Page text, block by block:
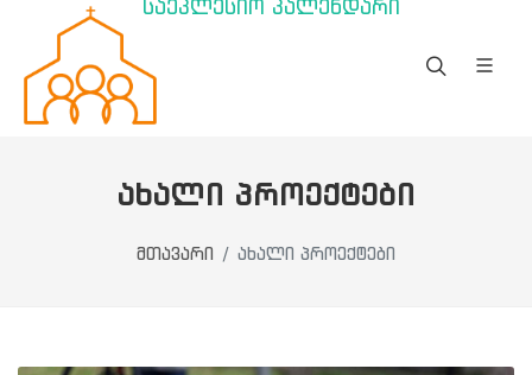
საეკლესიო კალენდარი
ᲐᲮᲐᲚᲘ ᲞᲠᲝᲔᲥᲢᲔᲑᲘ
მთავარი ახალი პროექტები